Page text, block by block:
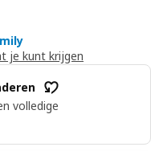
je kunt krijgen
volledige